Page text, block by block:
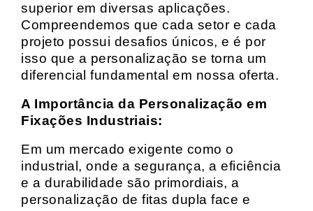
superior em diversas aplicações.
Compreendemos que cada setor e cada
projeto possui desafios únicos, e é por
isso que a personalização se torna um
diferencial fundamental em nossa oferta.
A Importância da Personalização em
Fixações Industriais:
Em um mercado exigente como o
industrial, onde a segurança, a eficiência
e a durabilidade são primordiais, a
personalização de fitas dupla face e